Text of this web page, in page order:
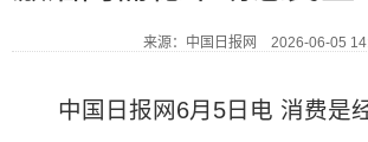
来源：中国日报网 2026-06-05
中国日报网6月5日电 消费是